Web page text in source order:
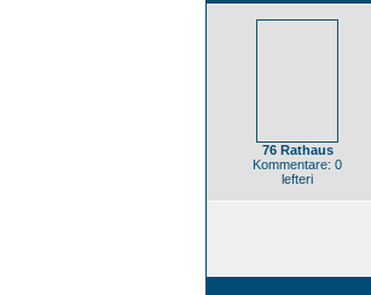
76 Rathaus
Kommentare: 0
lefteri